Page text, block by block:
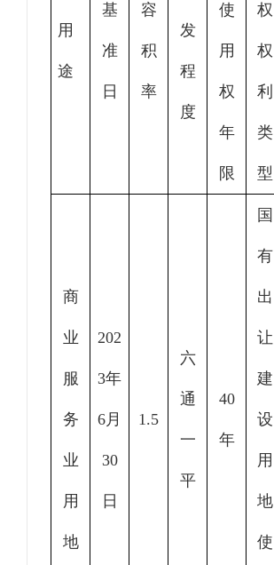
用
途
基
准
日
容
积
率
发
程
度
使
用
权
年
限
权
权
利
类
型
商
业
服
务
业
用
地
202
3年
6月
30
日
1.5
六
通
一
平
40
年
国
有
出
让
建
设
用
地
使